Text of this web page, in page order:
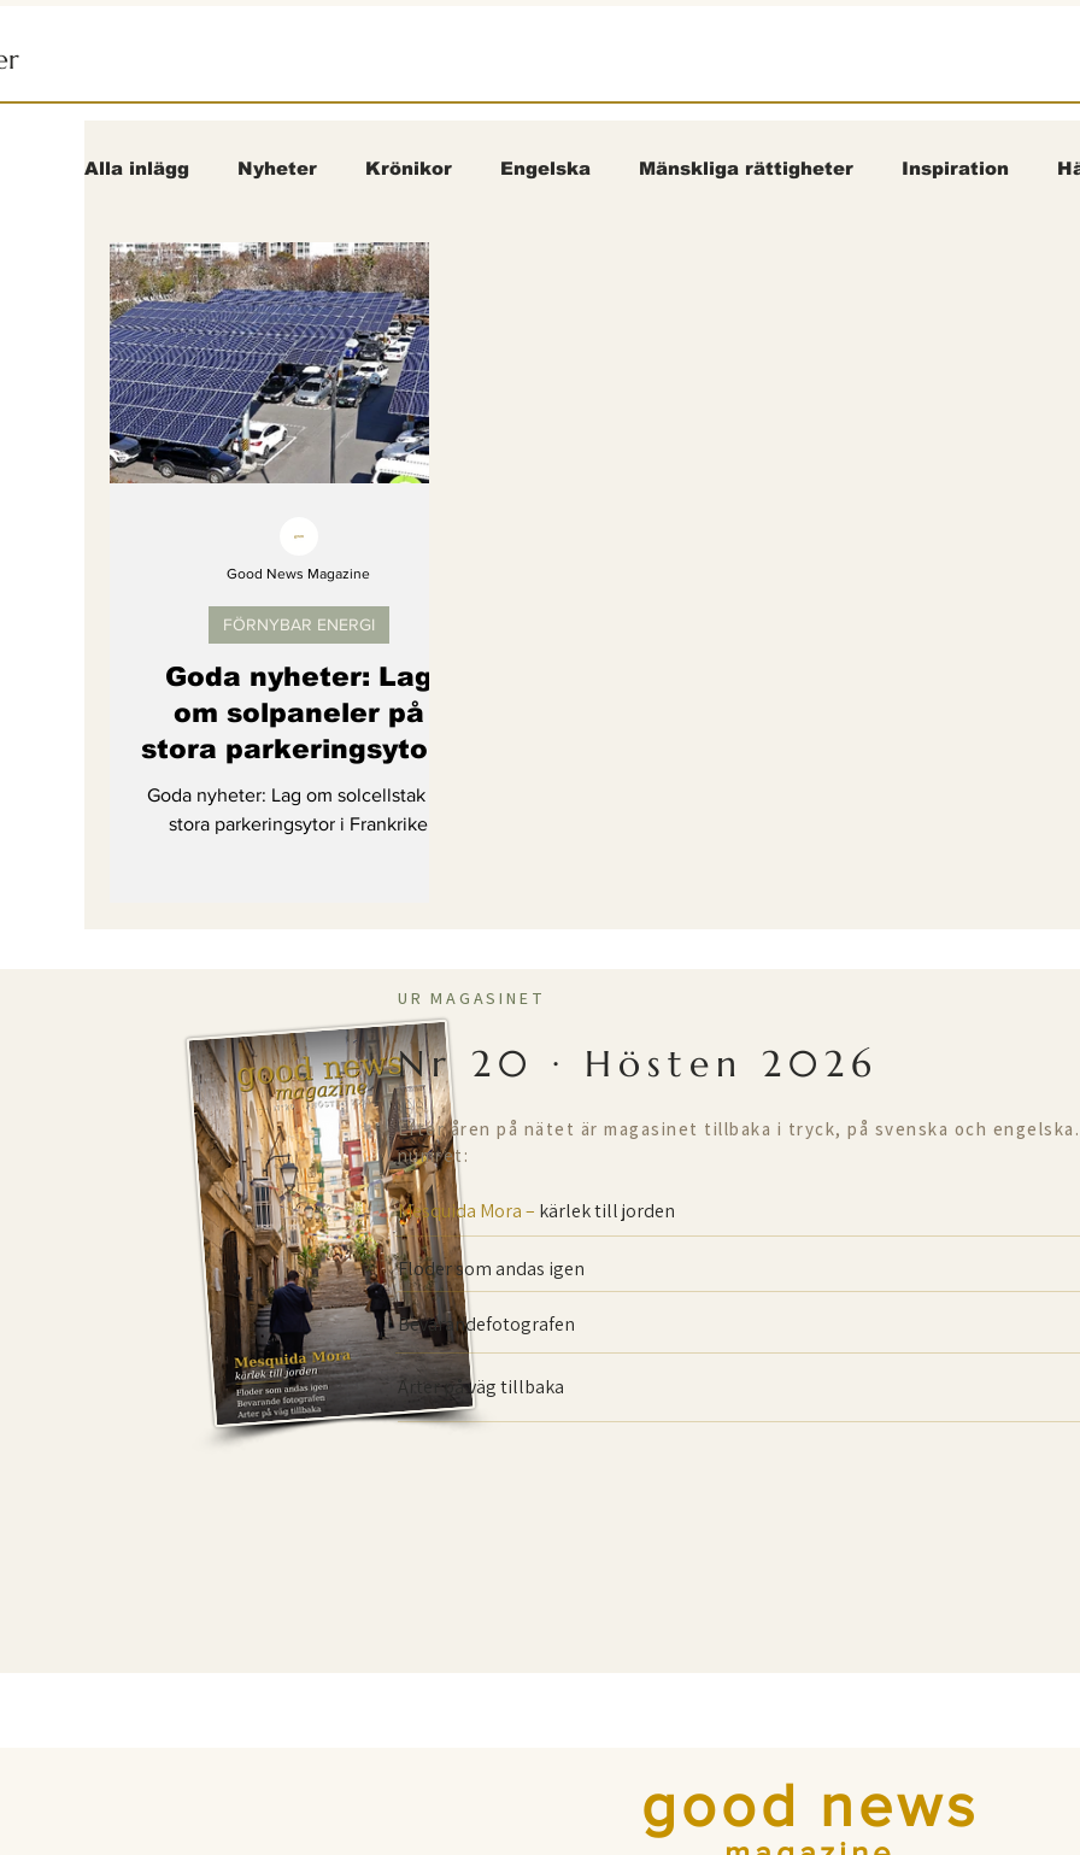
Alla inlägg Nyheter Krönikor Engelska Mänskliga rättigheter Inspiration
Bättre värld Djurens rättigheter
fredligare värld Kände du till....
Endast för Prenumeranter
Goda nyheter: Lag
om solpaneler på
stora parkeringsytor i
Frankrike
Goda nyheter: Lag om solcellstak på
stora parkeringsytor i Frankrike
FÖRNYBAR ENERGI
Good News Magazine
UR MAGASINET
Nr 20 · Hösten 2026
Efter åren på nätet är magasinet tillbaka i tryck, på svenska och
numret:
Mesquida Mora – kärlek till jorden
Floder som andas igen
Bevarande­fotografen
Arter på väg tillbaka
good news